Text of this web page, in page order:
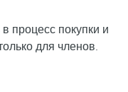
процесс покупки и
для членов.